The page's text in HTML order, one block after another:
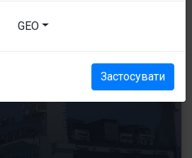
GEO
Застосувати